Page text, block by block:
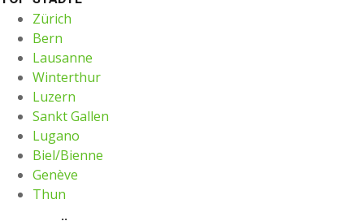
Zürich
Bern
Lausanne
Winterthur
Luzern
Sankt Gallen
Lugano
Biel/Bienne
Genève
Thun